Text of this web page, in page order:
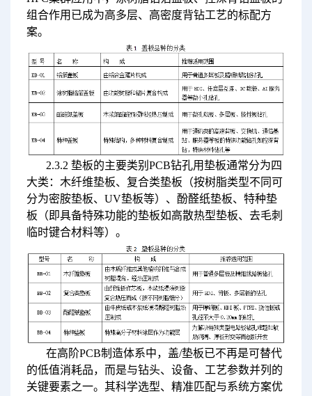
组合作用已成为高多层、高密度背钻工艺的标配方
案。
2.3.2 垫板的主要类别PCB钻孔用垫板通常分为四
大类：木纤维垫板、复合类垫板（按树脂类型不同可
分为密胺垫板、UV垫板等）、酚醛纸垫板、特种垫
板（即具备特殊功能的垫板如高散热型垫板、去毛刺
临时键合材料等）。
在高阶PCB制造体系中，盖/垫板已不再是可替代
的低值消耗品，而是与钻头、设备、工艺参数并列的
关键要素之一。其科学选型、精准匹配与系统方案优